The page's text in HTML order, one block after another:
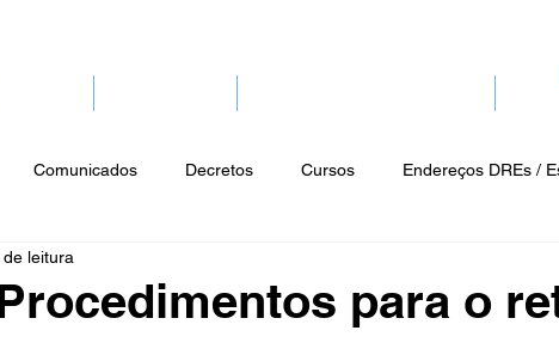
Comunicados Decretos Cursos Endereços DREs /
Cultural
para o
leitura